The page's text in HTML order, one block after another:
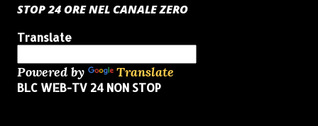
STOP 24 ORE NEL CANALE ZERO
Translate
Powered by Translate
BLC WEB-TV 24 NON STOP